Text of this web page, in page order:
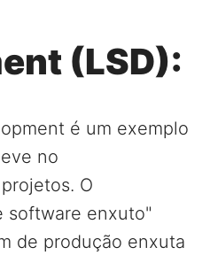
(LSD):
é um exemplo
no
O
software enxuto"
de produção enxuta